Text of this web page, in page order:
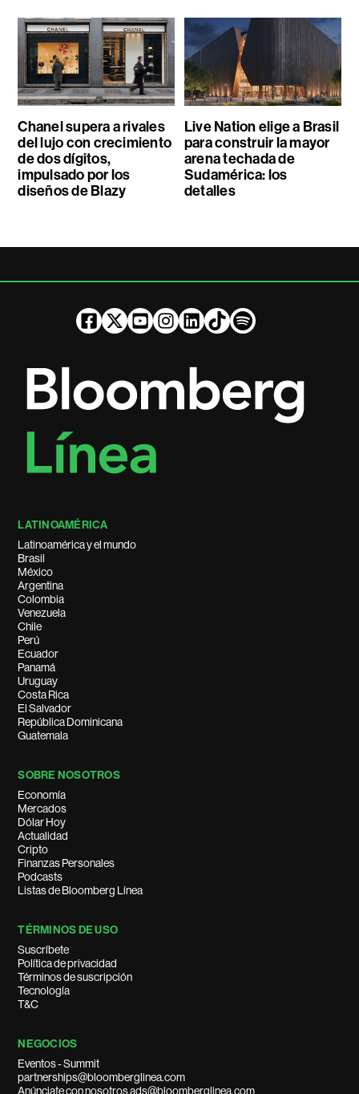
Chanel supera a rivales
del lujo con crecimiento
de dos dígitos,
impulsado por los
diseños de Blazy
Live Nation elige a Brasil
para construir la mayor
arena techada de
Sudamérica: los
detalles
LATINOAMÉRICA
Latinoamérica y el mundo
Brasil
México
Argentina
Colombia
Venezuela
Chile
Perú
Ecuador
Panamá
Uruguay
Costa Rica
El Salvador
República Dominicana
Guatemala
SOBRE NOSOTROS
Economía
Mercados
Dólar Hoy
Actualidad
Cripto
Finanzas Personales
Podcasts
Listas de Bloomberg Línea
TÉRMINOS DE USO
Suscríbete
Política de privacidad
Términos de suscripción
Tecnología
T&C
NEGOCIOS
Eventos - Summit
partnerships@bloomberglinea.com
Anúnciate con nosotros ads@bloomberglinea.com